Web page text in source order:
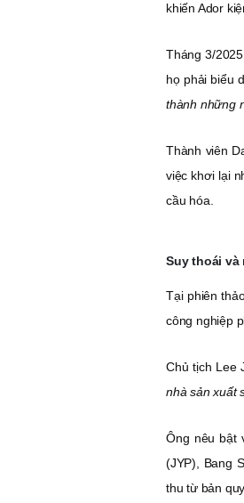
khiến Ador
Tháng 3/
họ phải biểu
thành những
Thành viên
việc khơi lại
cầu hóa.
Suy thoái
Tại phiên
công nghiệp
Chủ tịch Lee
nhà sản xuất
Ông nêu bật
(JYP), Bang
thu từ bản